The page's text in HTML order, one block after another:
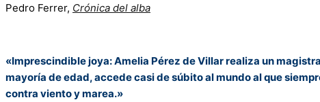
Pedro Ferrer, Crónica del alba
«Imprescindible joya: Amelia Pérez de Villar realiza un
mayoría de edad, accede casi de súbito al mundo al que
contra viento y marea.»